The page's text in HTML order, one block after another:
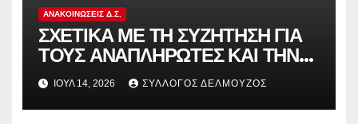
ΑΝΑΚΟΙΝΏΣΕΙΣ Δ.Σ.
ΣΧΕΤΙΚΑ ΜΕ ΤΗ ΣΥΖΗΤΗΣΗ ΓΙΑ
ΤΟΥΣ ΑΝΑΠΛΗΡΩΤΕΣ ΚΑΙ ΤΗΝ
ΠΑΡΑΠΟΜΠΗ ΤΗΣ ΕΛΛΑΔΑΣ
ΣΤΟ ΕΥΡΩΠΑΪΚΟ ΔΙΚΑΣΤΗΡΙΟ
ΙΟΎΛ 14, 2026 ΣΎΛΛΟΓΟΣ ΔΕΛΜΟΎΖΟΣ